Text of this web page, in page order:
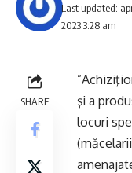
Last updated:
2023 3:28 am
SHARE
şi a
locuri